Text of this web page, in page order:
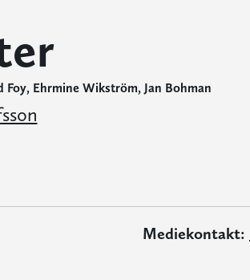
Ehrmine Wikström, Jan Bohman
Mediekontakt: